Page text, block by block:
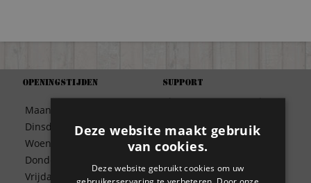
Openingstijden
Maandag
Dinsdag
Woensdag
Donderdag
Vrijdag
09:30 – 17:00
09:30 – 17:00
09:30 – 17:00
Support
Algemene Voorwaarden
Bezorgen
Contact
Disclaimer
Deze website maakt gebruik
van cookies.
Deze website gebruikt cookies om uw
gebruikerservaring te verbeteren. Door onze